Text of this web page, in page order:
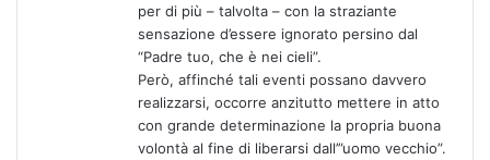
per di più – talvolta – con la straziante
sensazione d’essere ignorato persino dal
“Padre tuo, che è nei cieli”.
Però, affinché tali eventi possano davvero
realizzarsi, occorre anzitutto mettere in atto
con grande determinazione la propria buona
volontà al fine di liberarsi dall’”uomo vecchio”.